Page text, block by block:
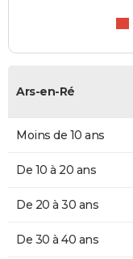
Ars-en-Ré
Moins de 10 ans
De 10 à 20 ans
De 20 à 30 ans
De 30 à 40 ans